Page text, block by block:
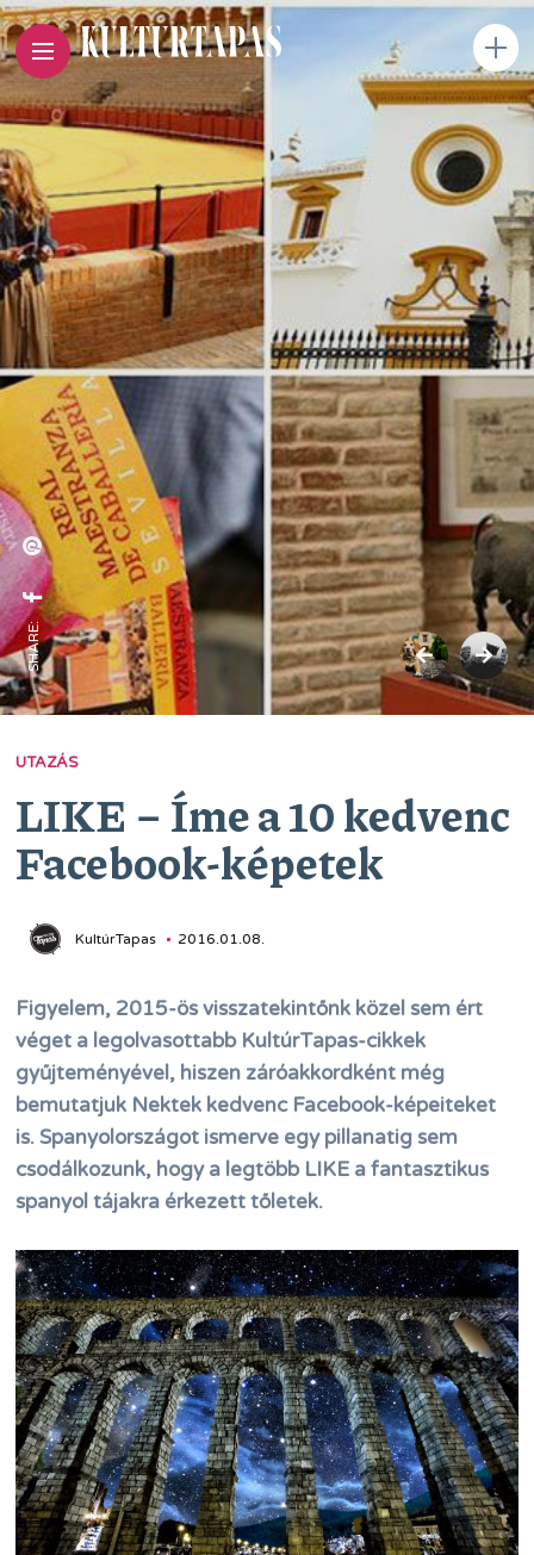
SHARE:
UTAZÁS
LIKE − Íme a 10 kedvenc
Facebook-képetek
KultúrTapas 2016.01.08.
Figyelem, 2015-ös visszatekintőnk közel sem ért
véget a legolvasottabb KultúrTapas-cikkek
gyűjteményével, hiszen záróakkordként még
bemutatjuk Nektek kedvenc Facebook-képeiteket
is. Spanyolországot ismerve egy pillanatig sem
csodálkozunk, hogy a legtöbb LIKE a fantasztikus
spanyol tájakra érkezett tőletek.